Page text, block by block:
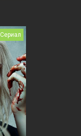
Сериал